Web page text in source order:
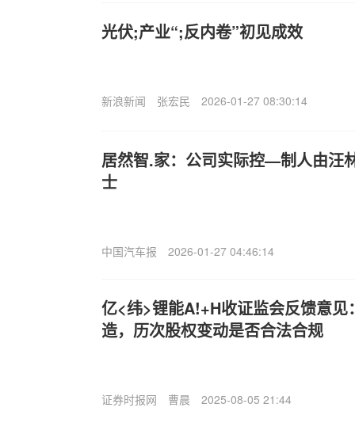
光伏;产业“;反内卷”初见成效
新浪新闻 张宏民 2026-01-27 08:30:14
居然智.家：公司实际控—制人由汪
士
中国汽车报 2026-01-27 04:46:14
亿<纬>锂能A!+H收证监会反馈意见
造，历次股权变动是否合法合规
证券时报网 曹晨 2025-08-05 21:44